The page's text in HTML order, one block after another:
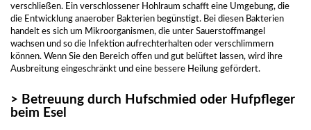
verschließen. Ein verschlossener Hohlraum schafft eine Umgebung, die
die Entwicklung anaerober Bakterien begünstigt. Bei diesen Bakterien
handelt es sich um Mikroorganismen, die unter Sauerstoffmangel
wachsen und so die Infektion aufrechterhalten oder verschlimmern
können. Wenn Sie den Bereich offen und gut belüftet lassen, wird ihre
Ausbreitung eingeschränkt und eine bessere Heilung gefördert.
> Betreuung durch Hufschmied oder Hufpfleger
beim Esel